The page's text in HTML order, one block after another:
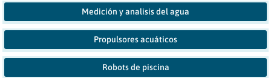
Medición y analisis del agua
Propulsores acuáticos
Robots de piscina